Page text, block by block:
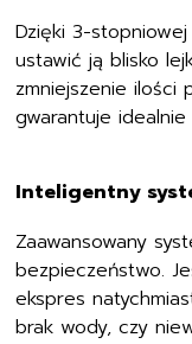
Dzięki 3-
ustawić ją blisko
zmniejszenie ilości
gwarantuje idealnie
Inteligentny
Zaawansowany
bezpieczeństwo.
ekspres
brak wody, czy